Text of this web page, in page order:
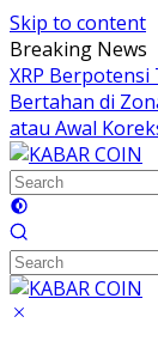
Skip to content
Breaking News
XRP
Bertahan di
atau Awal